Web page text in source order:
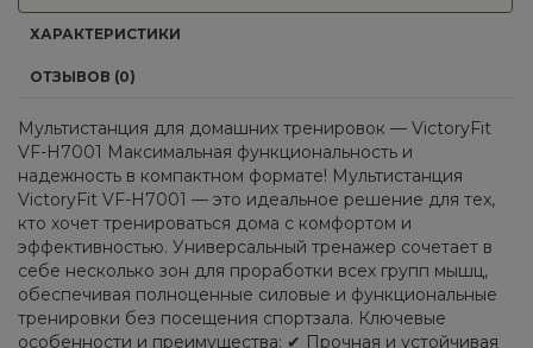
ХАРАКТЕРИСТИКИ
ОТЗЫВОВ (0)
Мультистанция для домашних тренировок — VictoryFit
VF-H7001 Максимальная функциональность и
надежность в компактном формате! Мультистанция
VictoryFit VF-H7001 — это идеальное решение для тех,
кто хочет тренироваться дома с комфортом и
эффективностью. Универсальный тренажер сочетает в
себе несколько зон для проработки всех групп мышц,
обеспечивая полноценные силовые и функциональные
тренировки без посещения спортзала. Ключевые
особенности и преимущества: ✔ Прочная и устойчивая